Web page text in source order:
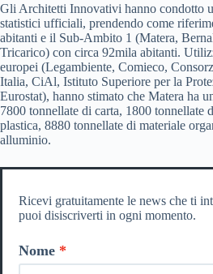
Gli Architetti Innovativi hanno condotto
statistici ufficiali, prendendo come
abitanti e il Sub-Ambito 1 (Matera,
Tricarico) con circa 92mila abitanti.
europei (Legambiente, Comieco,
Italia, CiAl, Istituto Superiore per la
Eurostat), hanno stimato che Matera ha
7800 tonnellate di carta, 1800 tonnellate
plastica, 8880 tonnellate di materiale
alluminio.
Ricevi gratuitamente le news che ti
puoi disiscriverti in ogni momento.
Nome